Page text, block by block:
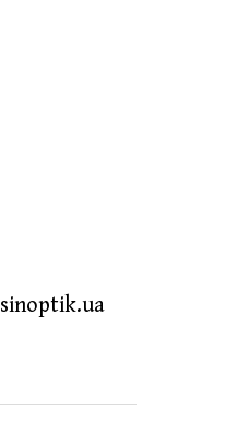
sinoptik.ua